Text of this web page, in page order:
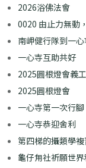
2026浴佛法會
0020 由止力無動
南岬健行隊到一心
一心寺互助共好
2025圓根燈會義
2025圓根燈會
一心寺第一次行腳
一心寺恭迎舍利
第四梯的攝類學
龜仔甪社祈願世